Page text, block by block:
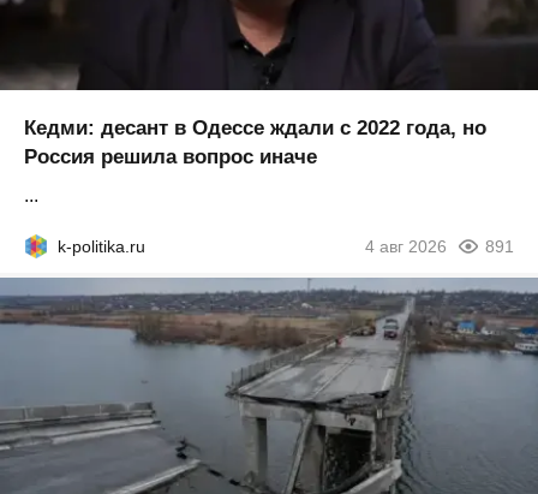
Кедми: десант в Одессе ждали с 2022 года, но
Россия решила вопрос иначе
...
k-politika.ru 4 авг 2026 891